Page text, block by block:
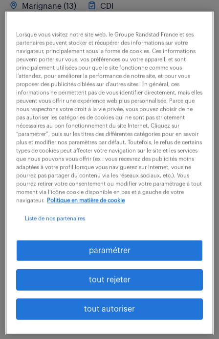
Marignane (13)
CDI
Vous êtes chargé(e) d'assurer le maintien en
conditions opérationnelles et l'assurance qualité des
outils internes. Vos missions sont les suivantes : -
Support N1 à N3 : prise en charge,...
voir l'offre
technicien support logiciel (f/h)
3 juillet 2026
30 000 - 40 000 € / an
Rattaché(e) au Service Informatique, votre rôle est
essentiel pour garantir la fluidité de nos opérations.
Vous faites le pont entre l'outil informatique et les
voir l'offre
Lorsque vous visitez notre site web, le Groupe Randstad France et ses
partenaires peuvent stocker et récupérer des informations sur votre
navigateur, principalement sous la forme de cookies. Ces informations
peuvent porter sur vous, vos préférences ou votre appareil, et sont
principalement utilisées pour que le site fonctionne comme vous
l’attendez, pour améliorer la performance de notre site, et pour vous
proposer des publicités ciblées sur d’autres sites. En général, ces
informations ne permettent pas de vous identifier directement, mais elles
peuvent vous offrir une expérience web plus personnalisée. Parce que
nous respectons votre droit à la vie privée, vous pouvez choisir de ne
pas autoriser les catégories de cookies qui ne sont pas strictement
nécessaires au bon fonctionnement du site Internet. Cliquez sur
“paramétrer”, puis sur les titres des différentes catégories pour en savoir
plus et modifier nos paramètres par défaut. Toutefois, le refus de certains
types de cookies peut affecter votre navigation sur le site et les services
que nous pouvons vous offrir (ex : vous recevrez des publicités moins
adaptées à votre profil lorsque vous naviguerez sur Internet, vous ne
pourrez pas partager du contenu via les réseaux sociaux, etc.). Vous
pourrez retirer votre consentement ou modifier votre paramétrage à tout
moment via l’icône cookie disponible en bas et à gauche de votre
navigateur.
Politique en matière de cookie
Liste de nos partenaires
paramétrer
tout rejeter
tout autoriser